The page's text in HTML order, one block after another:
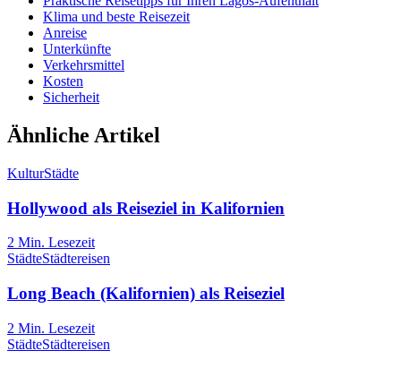
Klima und beste Reisezeit
Anreise
Unterkünfte
Verkehrsmittel
Kosten
Sicherheit
Ähnliche Artikel
KulturStädte
Hollywood als Reiseziel in Kalifornien
2 Min. Lesezeit
StädteStädtereisen
Long Beach (Kalifornien) als Reiseziel
2 Min. Lesezeit
StädteStädtereisen